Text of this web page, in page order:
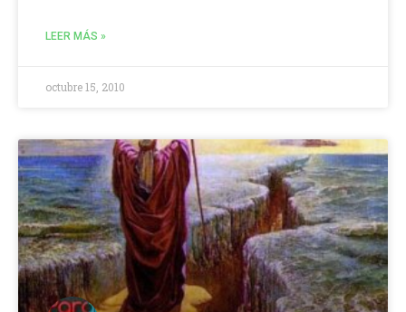
LEER MÁS »
octubre 15, 2010